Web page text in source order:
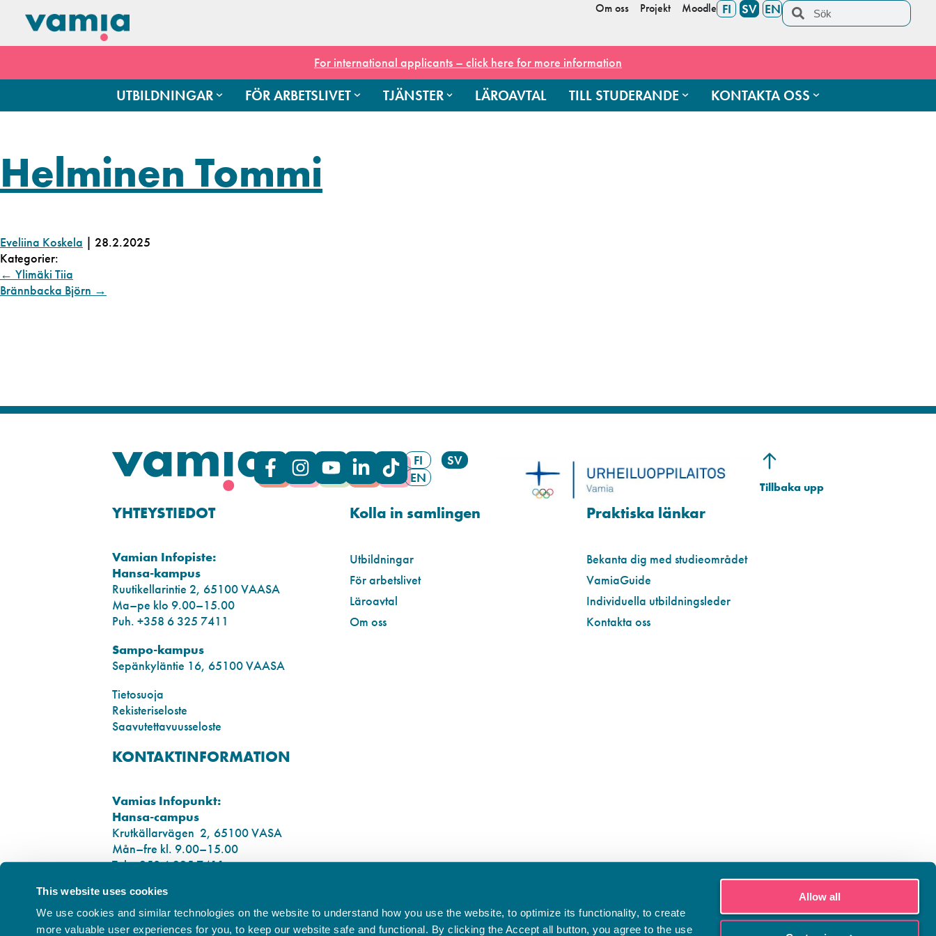
This website uses cookies
We use cookies and similar technologies on the website to understand how you use the website, to optimize its functionality, to create
more valuable user experiences for you, to keep our website safe and functional. By clicking the Accept all button, you agree to the use
Allow all
Om oss Projekt Moodle FI SV EN
For international applicants – click here for more information
UTBILDNINGAR FÖR ARBETSLIVET TJÄNSTER LÄROAVTAL TILL STUDERANDE KONTAKTA OSS
Helminen Tommi
Eveliina Koskela | 28.2.2025
Kategorier:
← Ylimäki Tiia
Brännbacka Björn →
FI
SV
EN
YHTEYSTIEDOT
Vamian Infopiste:
Hansa-kampus
Ruutikellarintie 2, 65100 VAASA
Ma–pe klo 9.00–15.00
Puh. +358 6 325 7411
Sampo-kampus
Sepänkyläntie 16, 65100 VAASA
Tietosuoja
Rekisteriseloste
Saavutettavuusseloste
KONTAKTINFORMATION
Vamias Infopunkt:
Hansa-campus
Krutkällarvägen 2, 65100 VASA
Mån–fre kl. 9.00–15.00
Tel. +358 6 325 7411
Sampo-campus
Smedsbyvägen 16, 65100 VASA
Kolla in samlingen
Utbildningar
För arbetslivet
Läroavtal
Om oss
Praktiska länkar
Bekanta dig med studieområdet
VamiaGuide
Individuella utbildningsleder
Kontakta oss